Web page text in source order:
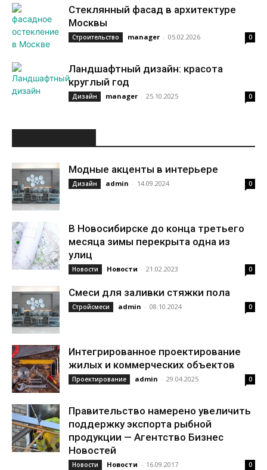
Стеклянный фасад в архитектуре
Москвы
Строительство manager - 05.02.2026 0
Ландшафтный дизайн: красота
круглый год
Дизайн manager - 25.10.2025 0
Модные акценты в интерьере
Дизайн admin - 14.09.2024 0
В Новосибирске до конца третьего
месяца зимы перекрыта одна из
улиц
Новости Новости - 21.02.2023 0
Смеси для заливки стяжки пола
Стройсмеси admin - 08.10.2024 0
Интегрированное проектирование
жилых и коммерческих объектов
Проектирование admin - 29.04.2025 0
Правительство намерено увеличить
поддержку экспорта рыбной
продукции — Агентство Бизнес
Новостей
Новости Новости - 16.09.2017 0